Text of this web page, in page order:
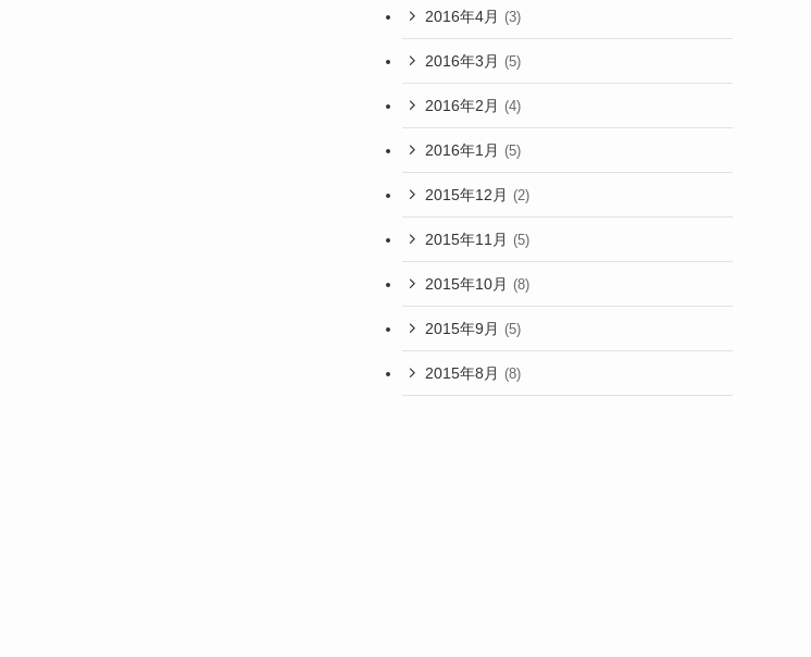
2016年4月 (3)
2016年3月 (5)
2016年2月 (4)
2016年1月 (5)
2015年12月 (2)
2015年11月 (5)
2015年10月 (8)
2015年9月 (5)
2015年8月 (8)